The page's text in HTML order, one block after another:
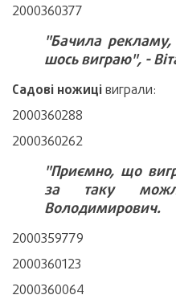
2000360377
"Бачила
шось виграю", -
Садові ножицівиграли:
2000360288
2000360262
"Приємно, що
за таку
Володимирович.
2000359779
2000360123
2000360064